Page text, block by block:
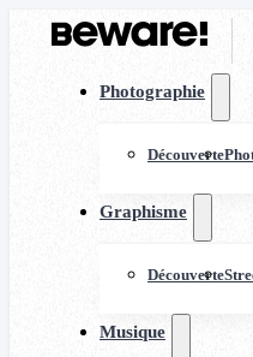
Photographie
Découverte
Graphisme
Découverte
Musique